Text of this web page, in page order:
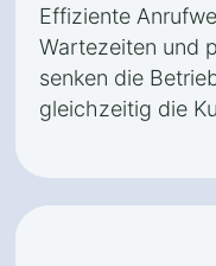
Effiziente
Wartezeiten und
senken die
gleichzeitig die